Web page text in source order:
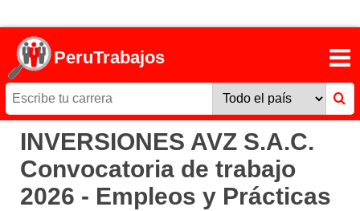
PeruTrabajos
INVERSIONES AVZ S.A.C.
Convocatoria de trabajo
2026 - Empleos y Prácticas